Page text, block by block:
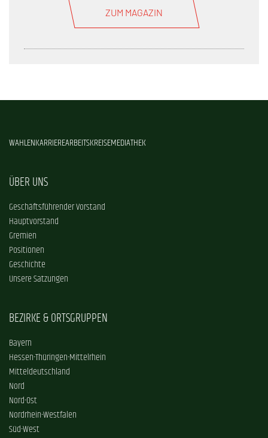
ZUM MAGAZIN
WAHLENKARRIEREARBEITSKREISEMEDIATHEK
ÜBER UNS
Geschäftsführender Vorstand
Hauptvorstand
Gremien
Positionen
Geschichte
Unsere Satzungen
BEZIRKE & ORTSGRUPPEN
Bayern
Hessen-Thüringen-Mittelrhein
Mitteldeutschland
Nord
Nord-Ost
Nordrhein-Westfalen
Süd-West